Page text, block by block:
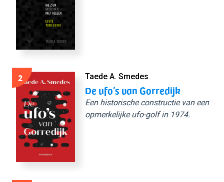
2 Taede A. Smedes
De ufo’s van Gorredijk
Een historische constructie van een
opmerkelijke ufo-golf in 1974.